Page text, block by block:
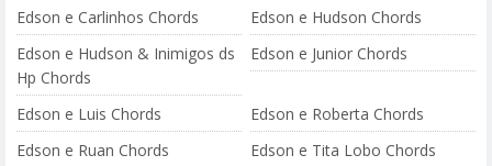
Edson e Carlinhos Chords
Edson e Hudson Chords
Edson e Hudson & Inimigos ds
Hp Chords
Edson e Junior Chords
Edson e Luis Chords
Edson e Roberta Chords
Edson e Ruan Chords
Edson e Tita Lobo Chords